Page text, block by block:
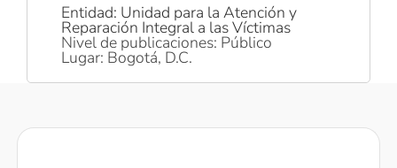
Entidad: Unidad para la Atención y
Reparación Integral a las Víctimas
Nivel de publicaciones: Público
Lugar: Bogotá, D.C.